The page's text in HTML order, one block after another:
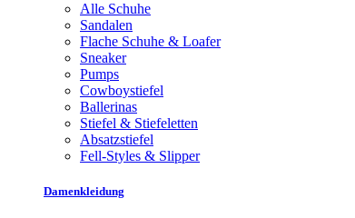
Alle Schuhe
Sandalen
Flache Schuhe & Loafer
Sneaker
Pumps
Cowboystiefel
Ballerinas
Stiefel & Stiefeletten
Absatzstiefel
Fell-Styles & Slipper
Damenkleidung